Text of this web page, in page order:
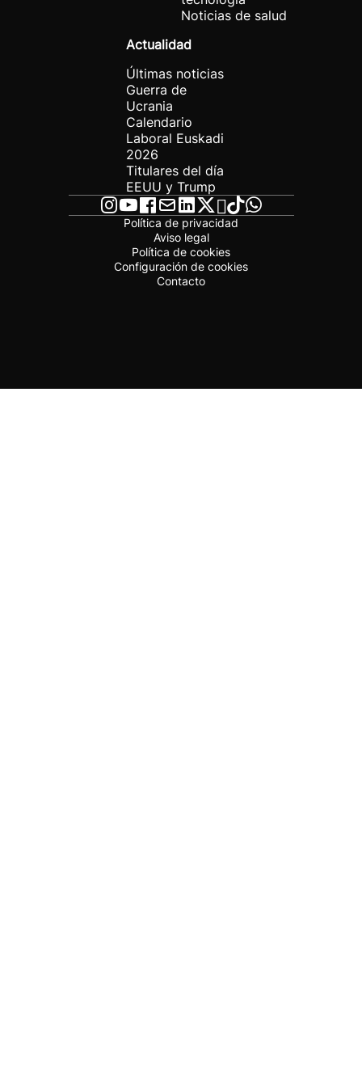
Noticias de salud
Actualidad
Últimas noticias
Guerra de
Ucrania
Calendario
Laboral Euskadi
2026
Titulares del día
EEUU y Trump
Política de privacidad
Aviso legal
Política de cookies
Configuración de cookies
Contacto